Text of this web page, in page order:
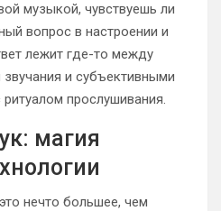
музыкой, чувствуешь ли
вопрос в настроении и
лежит где-то между
и субъективными
прослушивания.
магия
нечто большее, чем